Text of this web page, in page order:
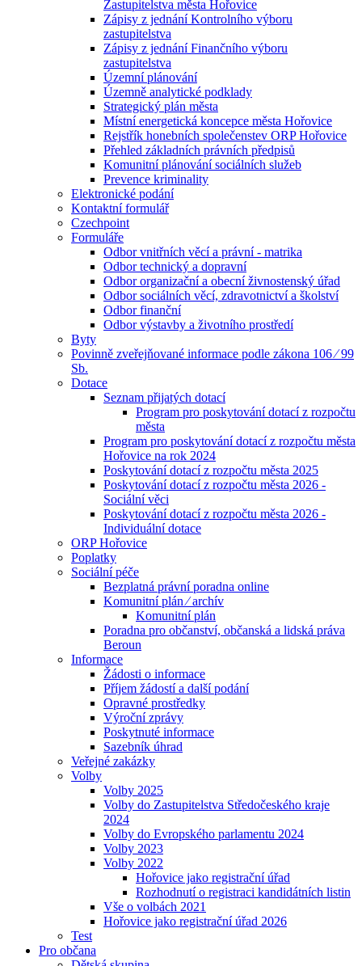
Zastupitelstva města Hořovice
Zápisy z jednání Kontrolního výboru
zastupitelstva
Zápisy z jednání Finančního výboru
zastupitelstva
Územní plánování
Územně analytické podklady
Strategický plán města
Místní energetická koncepce města Hořovice
Rejstřík honebních společenstev ORP Hořovice
Přehled základních právních předpisů
Komunitní plánování sociálních služeb
Prevence kriminality
Elektronické podání
Kontaktní formulář
Czechpoint
Formuláře
Odbor vnitřních věcí a právní - matrika
Odbor technický a dopravní
Odbor organizační a obecní živnostenský úřad
Odbor sociálních věcí, zdravotnictví a školství
Odbor finanční
Odbor výstavby a životního prostředí
Byty
Povinně zveřejňované informace podle zákona 106 ⁄ 99
Sb.
Dotace
Seznam přijatých dotací
Program pro poskytování dotací z rozpočtu
města
Program pro poskytování dotací z rozpočtu města
Hořovice na rok 2024
Poskytování dotací z rozpočtu města 2025
Poskytování dotací z rozpočtu města 2026 -
Sociální věci
Poskytování dotací z rozpočtu města 2026 -
Individuální dotace
ORP Hořovice
Poplatky
Sociální péče
Bezplatná právní poradna online
Komunitní plán ⁄ archív
Komunitní plán
Poradna pro občanství, občanská a lidská práva
Beroun
Informace
Žádosti o informace
Příjem žádostí a další podání
Opravné prostředky
Výroční zprávy
Poskytnuté informace
Sazebník úhrad
Veřejné zakázky
Volby
Volby 2025
Volby do Zastupitelstva Středočeského kraje
2024
Volby do Evropského parlamentu 2024
Volby 2023
Volby 2022
Hořovice jako registrační úřad
Rozhodnutí o registraci kandidátních listin
Vše o volbách 2021
Hořovice jako registrační úřad 2026
Test
Pro občana